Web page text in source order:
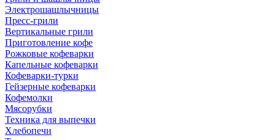
Электрошашлычницы
Пресс-грили
Вертикальные грили
Приготовление кофе
Рожковые кофеварки
Капельные кофеварки
Кофеварки-турки
Гейзерные кофеварки
Кофемолки
Мясорубки
Техника для выпечки
Хлебопечи